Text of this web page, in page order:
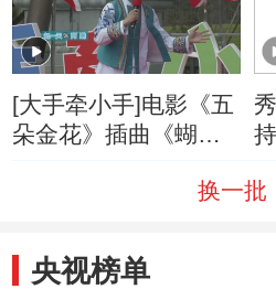
[大手牵小手]电影《五
朵金花》插曲《蝴蝶
换一批
央视榜单